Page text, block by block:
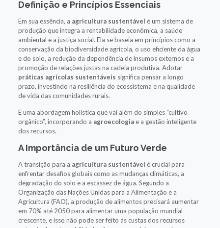
Definição e Princípios Essenciais
Em sua essência, a agricultura sustentável é um sistema de
produção que integra a rentabilidade econômica, a saúde
ambiental e a justiça social. Ela se baseia em princípios como a
conservação da biodiversidade agrícola, o uso eficiente da água
e do solo, a redução da dependência de insumos externos e a
promoção de relações justas na cadeia produtiva. Adotar
práticas agrícolas sustentáveis significa pensar a longo
prazo, investindo na resiliência do ecossistema e na qualidade
de vida das comunidades rurais.
É uma abordagem holística que vai além do simples “cultivo
orgânico”, incorporando a agroecologiae a gestão inteligente
dos recursos.
A Importância de um Futuro Verde
A transição para a agricultura sustentável é crucial para
enfrentar desafios globais como as mudanças climáticas, a
degradação do solo e a escassez de água. Segundo a
Organização das Nações Unidas para a Alimentação e a
Agricultura (FAO), a produção de alimentos precisará aumentar
em 70% até 2050 para alimentar uma população mundial
crescente, e isso não pode ser feito às custas dos recursos